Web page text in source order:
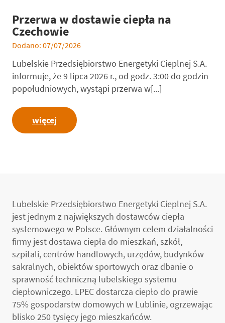
Przerwa w dostawie ciepła na
Czechowie
Dodano: 07/07/2026
Lubelskie Przedsiębiorstwo Energetyki Cieplnej S.A.
informuje, że 9 lipca 2026 r., od godz. 3:00 do godzin
popołudniowych, wystąpi przerwa w[...]
więcej
Lubelskie Przedsiębiorstwo Energetyki Cieplnej S.A.
jest jednym z największych dostawców ciepła
systemowego w Polsce. Głównym celem działalności
firmy jest dostawa ciepła do mieszkań, szkół,
szpitali, centrów handlowych, urzędów, budynków
sakralnych, obiektów sportowych oraz dbanie o
sprawność techniczną lubelskiego systemu
ciepłowniczego. LPEC dostarcza ciepło do prawie
75% gospodarstw domowych w Lublinie, ogrzewając
blisko 250 tysięcy jego mieszkańców.